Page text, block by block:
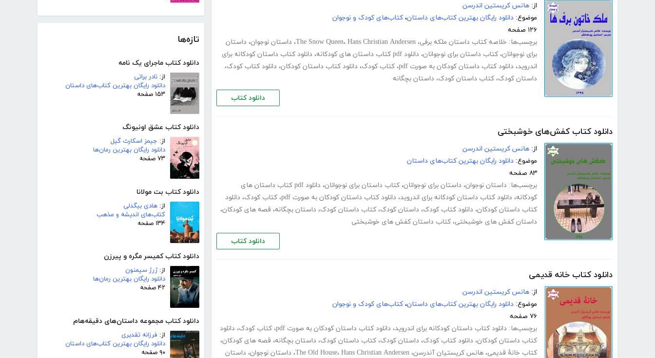
تازه‌ها
دانلود کتاب ماجرای یک نامه
از: نادر براتی
دانلود رایگان بهترین کتاب‌های داستان
۱۵۳ صفحه
دانلود کتاب عشق اونیونگ
از: جیمز اسکارث گیل
دانلود رایگان بهترین رمان‌ها
۷۳ صفحه
دانلود کتاب بت مولانا
از: هادی بیگدلی
کتاب‌های اندیشه و مذهب
۱۳۴ صفحه
دانلود کتاب کمیسر مگره و پیرزن
از:ژرژ سیمنون
دانلود رایگان بهترین رمان‌ها
۴۲ صفحه
دانلود کتاب مجموعه داستان‌های دقیقه‌هام
از: فرزانه تقدیری
دانلود رایگان بهترین کتاب‌های داستان
۹۰ صفحه
از: هانس کریستین اندرسن
موضوع: دانلود رایگان بهترین کتاب‌های داستان، کتاب‌های کودک و نوجوان
۱۲۶ صفحه
برچسب‌ها: خلاصه کتاب داستان ملکه برفی، The Snow Queen، Hans Christian Andersen ، داستان نوجوان، داستان
برای نوجوانان، کتاب داستان برای نوجوانان، دانلود pdf کتاب داستان های کودکانه ، دانلود کتاب داستان کودکانه برای
اندروید، دانلود کتاب داستان کودکان به صورت pdf ، کتاب کودک، دانلود کتاب داستان کودکان، دانلود کتاب کودک،
داستان کودک، کتاب داستان کودک، داستان بچگانه
دانلود کتاب
دانلود کتاب کفش‌های خوشبختی
از: هانس کریستین اندرسن
موضوع: دانلود رایگان بهترین کتاب‌های داستان
۸۳ صفحه
برچسب‌ها: داستان نوجوان، داستان برای نوجوانان، کتاب داستان برای نوجوانان،
دانلود pdf کتاب داستان های
کودکانه، دانلود کتاب داستان کودکانه برای اندروید، دانلود کتاب داستان کودکان به صورت pdf ، کتاب کودک، دانلود
کتاب داستان کودکان، دانلود کتاب کودک، داستان کودک، کتاب داستان کودک، داستان بچگانه، قصه های کودکان،
داستان کفش های خوشبختی، کتاب داستان کفش های خوشبختی
دانلود کتاب
دانلود کتاب خانه قدیمی
از: هانس کریستین اندرسن
موضوع: دانلود رایگان بهترین کتاب‌های داستان، کتاب‌های کودک و نوجوان
۷۶ صفحه
برچسب‌ها: دانلود کتاب داستان کودکانه برای اندروید، دانلود کتاب داستان کودکان به صورت pdf ، کتاب کودک، دانلود
کتاب داستان کودکان، دانلود کتاب کودک، داستان کودک، کتاب داستان کودک، داستان بچگانه، قصه های کودکان،
کتاب خانۀ قدیمی، هانس کریستیان آندرسن، The Old House، Hans Christian Andersen ، داستان نوجوان، داستان